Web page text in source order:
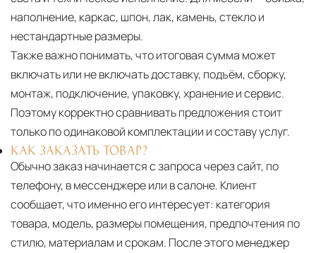
наполнение, каркас, шпон, лак, камень, стекло и
нестандартные размеры.
Также важно понимать, что итоговая сумма может
включать или не включать доставку, подъём, сборку,
монтаж, подключение, упаковку, хранение и сервис.
Поэтому корректно сравнивать предложения стоит
только по одинаковой комплектации и составу услуг.
КАК ЗАКАЗАТЬ ТОВАР?
Обычно заказ начинается с запроса через сайт, по
телефону, в мессенджере или в салоне. Клиент
сообщает, что именно его интересует: категория
товара, модель, размеры помещения, предпочтения по
стилю, материалам и срокам. После этого менеджер